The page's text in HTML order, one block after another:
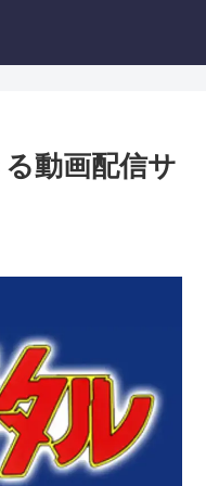
動画配信サ